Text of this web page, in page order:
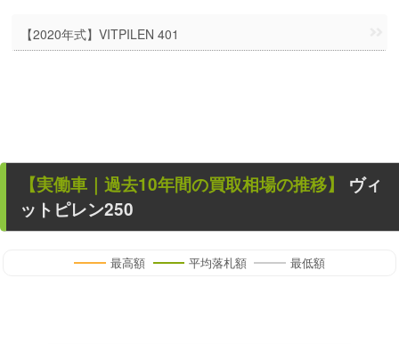
【2020年式】VITPILEN 401
【実働車 ｜過去10年間の買取相場の推移】 ヴィ
ットピレン250
最高額 平均落札額 最低額